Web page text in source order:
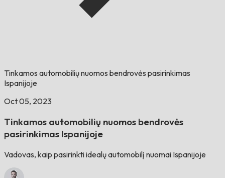
Tinkamos automobilių nuomos bendrovės pasirinkimas
Ispanijoje
Oct 05, 2023
Tinkamos automobilių nuomos bendrovės
pasirinkimas Ispanijoje
Vadovas, kaip pasirinkti idealų automobilį nuomai Ispanijoje